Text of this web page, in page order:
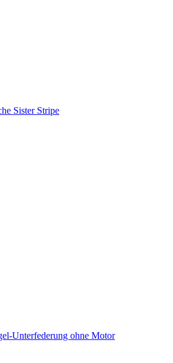
Sister Stripe
Unterfederung ohne Motor